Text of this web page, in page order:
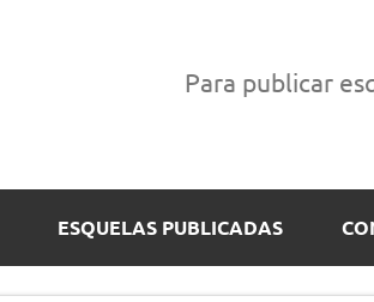
Para publicar
ESQUELAS PUBLICADAS